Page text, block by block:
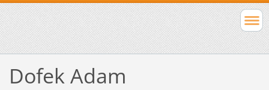
Dofek Adam